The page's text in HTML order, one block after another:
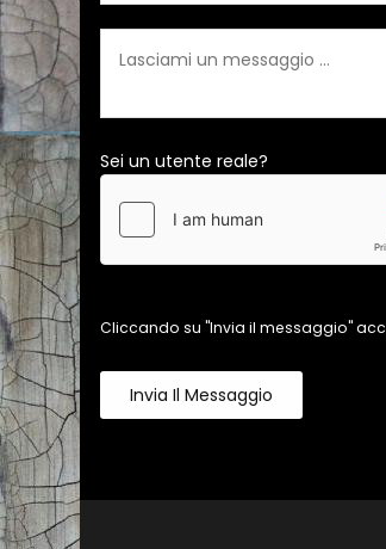
Sei un utente reale?
Cliccando su "Invia il messaggio"
Invia Il Messaggio